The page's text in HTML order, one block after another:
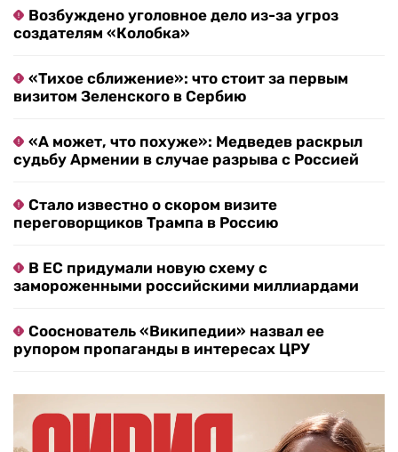
Возбуждено уголовное дело из-за угроз
создателям «Колобка»
«Тихое сближение»: что стоит за первым
визитом Зеленского в Сербию
«А может, что похуже»: Медведев раскрыл
судьбу Армении в случае разрыва с Россией
Стало известно о скором визите
переговорщиков Трампа в Россию
В ЕС придумали новую схему с
замороженными российскими миллиардами
Сооснователь «Википедии» назвал ее
рупором пропаганды в интересах ЦРУ